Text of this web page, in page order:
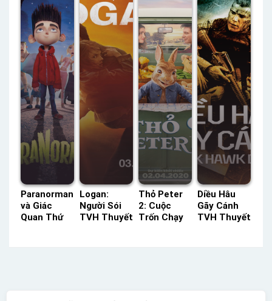
Tiếng
/ 108 Lồng
Tiếng
20 Thuyết
Minh
Lồng Tiếng
Paranorman
và Giác
Quan Thứ
Logan:
Người Sói
TVH Thuyết
Thỏ Peter
2: Cuộc
Trốn Chạy
Diều Hâu
Gãy Cánh
TVH Thuyết